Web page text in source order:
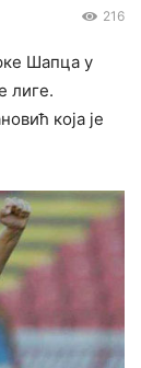
216
Шапца у
лиге.
која је